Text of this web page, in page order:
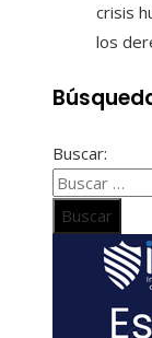
crisis
los
Buscar: